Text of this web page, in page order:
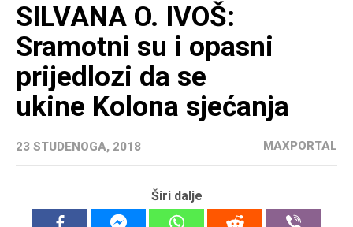
SILVANA O. IVOŠ:
Sramotni su i opasni
prijedlozi da se
ukine Kolona sjećanja
23 STUDENOGA, 2018 MAXPORTAL
Širi dalje